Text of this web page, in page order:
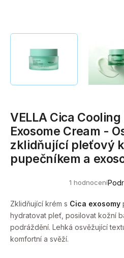
produktu
je
5,0
5
hvězdiček.
1 hodnocení
VELLA Cica Cooling
Exosome Cream -
zklidňující pleťový
pupečníkem a
Zklidňující krém s Cica exosomy
hydratovat pleť, posilovat kožní
podráždění. Lehká osvěžující
komfortní a svěží.
í
HLEDAT
D
r
u
č
u